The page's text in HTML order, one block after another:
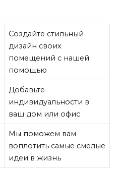
Создайте стильный
дизайн своих
помещений с нашей
помощью
Добавьте
индивидуальности в
ваш дом или офис
Мы поможем вам
воплотить самые смелые
идеи в жизнь